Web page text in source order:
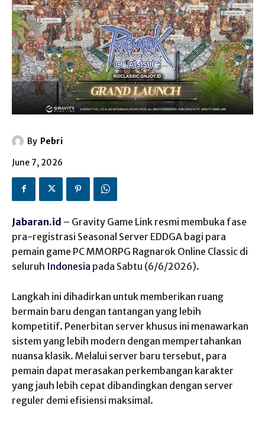
By Pebri
June 7, 2026
Jabaran.id – Gravity Game Link resmi membuka fase
pra-registrasi Seasonal Server EDDGA bagi para
pemain game PC MMORPG Ragnarok Online Classic di
seluruh Indonesia pada Sabtu (6/6/2026).
Langkah ini dihadirkan untuk memberikan ruang
bermain baru dengan tantangan yang lebih
kompetitif. Penerbitan server khusus ini menawarkan
sistem yang lebih modern dengan mempertahankan
nuansa klasik. Melalui server baru tersebut, para
pemain dapat merasakan perkembangan karakter
yang jauh lebih cepat dibandingkan dengan server
reguler demi efisiensi maksimal.